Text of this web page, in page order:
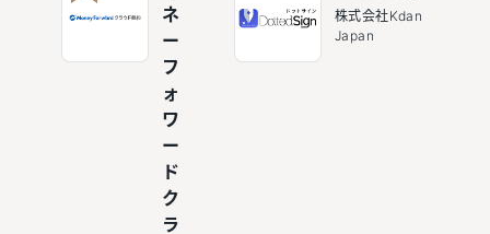
ネ
ー
フ
ォ
ワ
ー
ド
ク
ラ
株式会社Kdan
Japan